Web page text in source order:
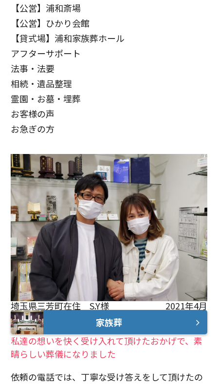
【公営】浦和斎場
【公営】ひかり会館
【貸式場】浦和家族葬ホール
アフターサポート
法事・法要
相続・遺品整理
霊園・お墓・埋葬
お客様の声
お急ぎの方
お客様からたくさんの感謝の声をいただきました
埼玉県三芳町在住 S.Y様
2021年4月
家族葬
私達の想いを快く受け入れて頂けたおかげで、素
晴らしい葬儀になりました
依頼の電話では、丁寧な受け答えをして頂けたの